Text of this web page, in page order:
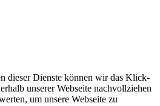
dieser Dienste können wir das Klick-
unserer Webseite nachvollziehen
um unsere Webseite zu